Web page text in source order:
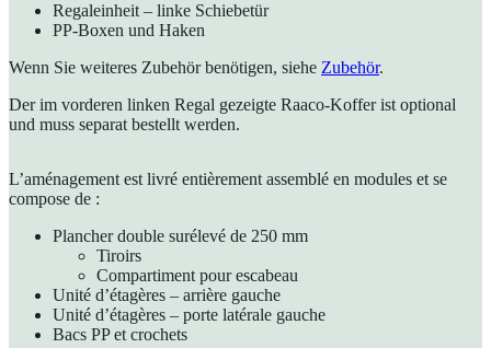
Regaleinheit – linke Schiebetür
PP-Boxen und Haken
Wenn Sie weiteres Zubehör benötigen, siehe Zubehör.
Der im vorderen linken Regal gezeigte Raaco-Koffer ist optional
und muss separat bestellt werden.
L’aménagement est livré entièrement assemblé en modules et se
compose de :
Plancher double surélevé de 250 mm
Tiroirs
Compartiment pour escabeau
Unité d’étagères – arrière gauche
Unité d’étagères – porte latérale gauche
Bacs PP et crochets